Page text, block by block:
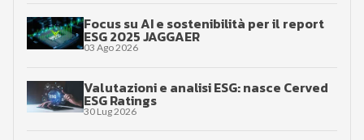
Focus su AI e sostenibilità per il report
ESG 2025 JAGGAER
03 Ago 2026
Valutazioni e analisi ESG: nasce Cerved
ESG Ratings
30 Lug 2026